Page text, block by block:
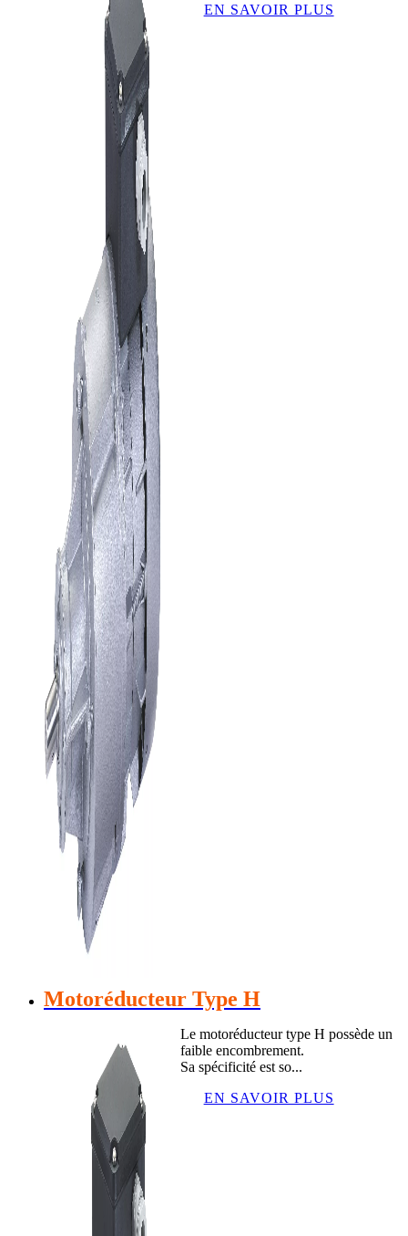
EN SAVOIR PLUS
Motoréducteur Type H
Le motoréducteur type H possède un
faible encombrement.
Sa spécificité est so...
EN SAVOIR PLUS